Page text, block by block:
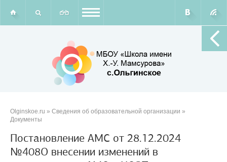
Olginskoe.ru » Сведения об образовательной организации »
Документы
Постановление АМС от 28.12.2024
№408О внесении изменений в